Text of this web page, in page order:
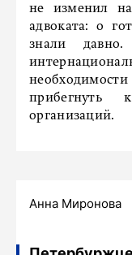
не изменил
адвоката: о
знали
прибегнуть
организаций.
Анна Миронова